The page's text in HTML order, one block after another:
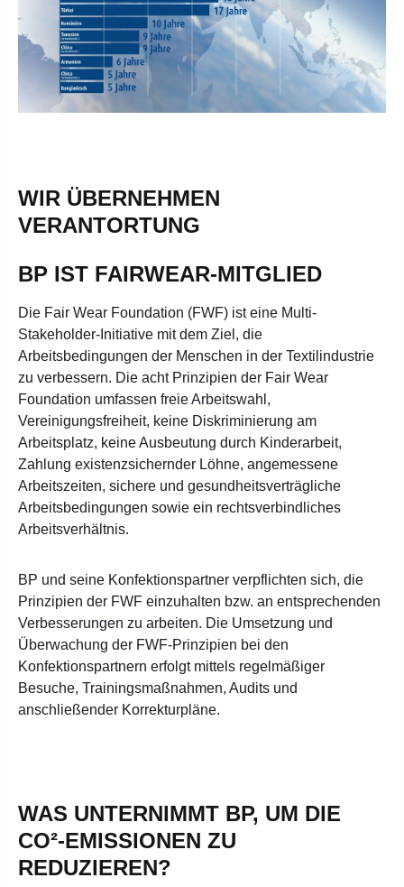
WIR ÜBERNEHMEN
VERANTORTUNG
BP IST FAIRWEAR-MITGLIED
Die Fair Wear Foundation (FWF) ist eine Multi-
Stakeholder-Initiative mit dem Ziel, die
Arbeitsbedingungen der Menschen in der Textilindustrie
zu verbessern. Die acht Prinzipien der Fair Wear
Foundation umfassen freie Arbeitswahl,
Vereinigungsfreiheit, keine Diskriminierung am
Arbeitsplatz, keine Ausbeutung durch Kinderarbeit,
Zahlung existenzsichernder Löhne, angemessene
Arbeitszeiten, sichere und gesundheitsverträgliche
Arbeitsbedingungen sowie ein rechtsverbindliches
Arbeitsverhältnis.
BP und seine Konfektionspartner verpflichten sich, die
Prinzipien der FWF einzuhalten bzw. an entsprechenden
Verbesserungen zu arbeiten. Die Umsetzung und
Überwachung der FWF-Prinzipien bei den
Konfektionspartnern erfolgt mittels regelmäßiger
Besuche, Trainingsmaßnahmen, Audits und
anschließender Korrekturpläne.
WAS UNTERNIMMT BP, UM DIE
CO²-EMISSIONEN ZU
REDUZIEREN?